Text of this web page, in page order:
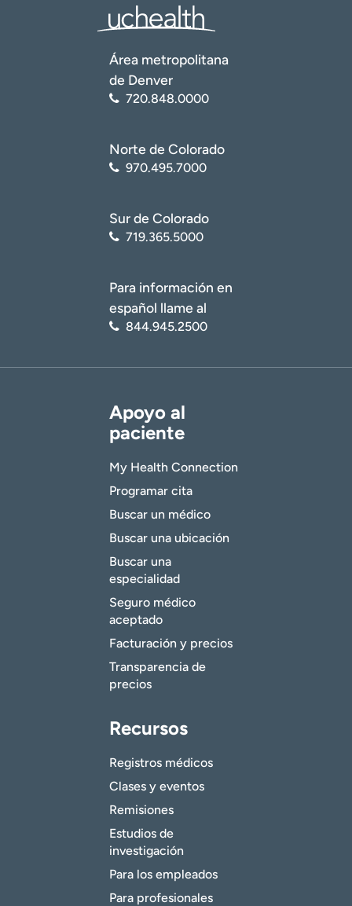
Área metropolitana
de Denver
720.848.0000
Norte de Colorado
970.495.7000
Sur de Colorado
719.365.5000
Para información en
español llame al
844.945.2500
Apoyo al
paciente
My Health Connection
Programar cita
Buscar un médico
Buscar una ubicación
Buscar una
especialidad
Seguro médico
aceptado
Facturación y precios
Transparencia de
precios
Recursos
Registros médicos
Clases y eventos
Remisiones
Estudios de
investigación
Para los empleados
Para profesionales